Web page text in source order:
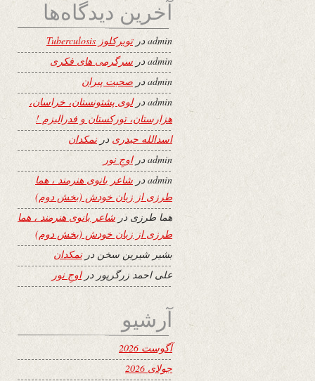
آخرین دیدگاه‌ها
adminدرتوبرکلوز Tuberculosis
admin در سرگرمی های فکری
admin در صحبت پیران
adminدرلوی پشتونستان، خراسان،
هزارستان، تورکستان و فدرالیزم !
اسدالله حیدری درنمکدان
adminدراوجِ نور
adminدر شاعر بانوی هنرمند ، هما
طرزی از زبان خودش (بخش دوم)
هما طرزی در شاعر بانوی هنرمند ، هما
طرزی از زبان خودش (بخش دوم)
بشیر شیرین سخن درنمکدان
علی احمد زرگرپور دراوجِ نور
آرشیو
آگوست 2026
جولای 2026